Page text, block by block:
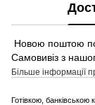
Новою поштою
Самовивіз з
Більше інформації
Готівкою, банківською